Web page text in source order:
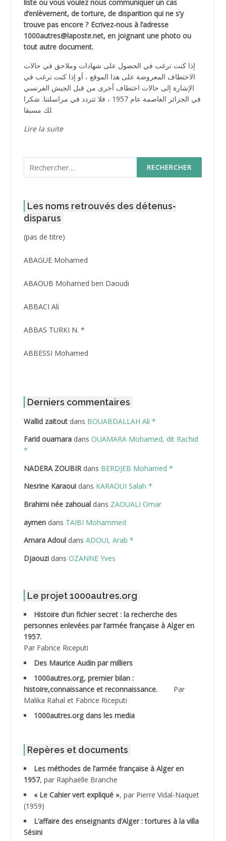
liste ou vous voulez nous communiquer un cas
d’enlèvement, de torture, de disparition qui ne s’y
trouve pas encore ? Ecrivez-nous à l’adresse
1000autres@laposte.net, en joignant une photo ou
tout autre document.
إذا كنت ترغب في الحصول على شهادات وملاحق في حالات
الاختطاف المعروضة على هذا الموقع ، أو إذا كنت ترغب في
الإشارة إلى حالات اختطاف أخرى من قبل الجيش الفرنسي
في الجزائر العاصمة عام 1957 ، فلا تتردد في مراسلتنا. شكرا
لك مسبقا.
Lire la suite
Rechercher :
Les noms retrouvés des détenus-
disparus
(pas de titre)Post
3416
ABAGUE Mohamed
ABAOUB Mohamed ben Daoudi
ABBACI Ali
ABBAS TURKI N. *
ABBESSI Mohamed
ABDAT Amar
ABDEDDAIM Hamid
ABDELAZIZ Mohamed
ABDELHAFID Lakhdar
ABDELLI Mohamed
ABDELLI Mohamed *
ABDELMOUMENE Ahmed
ABDESMED Mohamed ben Kaddour
ABDESSELAMI Kouider
ABDESSLEM Ahmed dit le Coiffeur
ABDOUDOU
ABID Mohamed
ABNOUN Salah *
ACHACHE M.*
ACHLAF Ali
Derniers commentaires
Wallid zaitoutdans BOUABDALLAH Ali *
Farid ouamaradans OUAMARA Mohamed, dit Rachid
*
NADERA ZOUBIRdans BERDJEB Mohamed *
Nesrine Karaouidans KARAOUI Salah *
Brahimi née zahoualdans ZAOUALI Omar
aymendans TAIBI Mohammed
Amara Adouldans ADOUL Arab *
Djaouzidans OZANNE Yves
Le projet 1000autres.org
Histoire d’un fichier secret : la recherche des
personnes enlevées par l’armée française à Alger en
1957.
Par Fabrice Riceputi
Des Maurice Audin par milliers
1000autres.org, premier bilan :
histoire,connaissance et reconnaissance.
Par
Malika Rahal et Fabrice Riceputi
1000autres.org dans les media
Repères et documents
Les méthodes de l’armée française à Alger en
1957, par Raphaëlle Branche
« Le Cahier vert expliqué », par Pierre Vidal-Naquet
(1959)
L’affaire des enseignants d’Alger : tortures à la villa
Sésini